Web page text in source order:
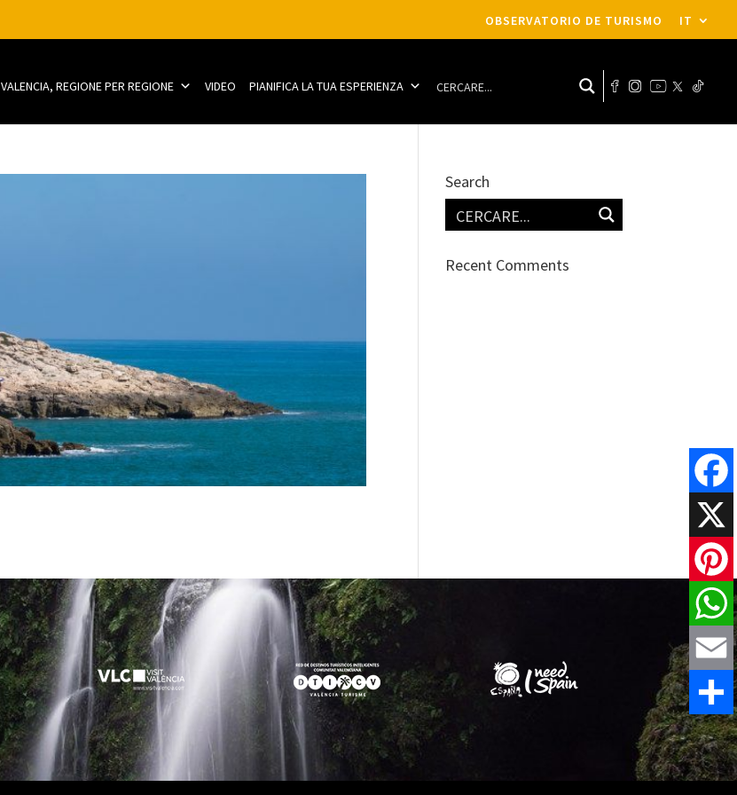
OBSERVATORIO DE TURISMO IT
VALENCIA, REGIONE PER REGIONE VIDEO PIANIFICA LA TUA ESPERIENZA
Search
Recent Comments
X
Email
Share